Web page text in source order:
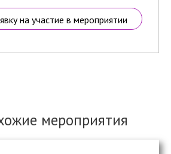
на участие в мероприятии
мероприятия